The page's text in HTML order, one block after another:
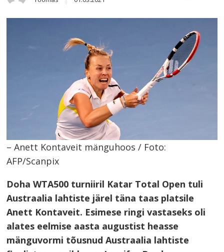
– Anett Kontaveit mänguhoos / Foto:
AFP/Scanpix
Doha WTA500 turniiril Katar Total Open tuli
Austraalia lahtiste järel täna taas platsile
Anett Kontaveit. Esimese ringi vastaseks oli
alates eelmise aasta augustist heasse
mänguvormi tõusnud Austraalia lahtiste